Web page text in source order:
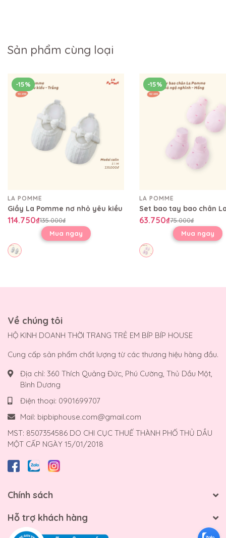
Sản phẩm cùng loại
-15%
LA POMME
Giầy La Pomme nơ nhỏ yêu kiều
114.750₫135.000₫
Mua ngay
-15%
LA POMME
63.750₫75.000₫
Mua ngay
Về chúng tôi
HỘ KINH DOANH THỜI TRANG TRẺ EM BÍP BÍP HOUSE
Cung cấp sản phẩm chất lượng từ các thương hiệu hàng đầu.
Địa chỉ: 360 Thích Quảng Đức, Phú Cường, Thủ Dầu Một,
Bình Dương
Điện thoại: 0901699707
Mail: bipbiphouse.com@gmail.com
MST: 8507354586 DO CHI CỤC THUẾ THÀNH PHỐ THỦ DẦU
MỘT CẤP NGÀY 15/01/2018
Chính sách
Hỗ trợ khách hàng